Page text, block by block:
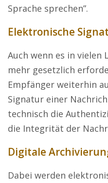
Sprache sprechen”.
Elektronische
Auch wenn es in vielen
mehr gesetzlich
Empfänger weiterhin
Signatur einer
technisch die
die Integrität der
Digitale
Dabei werden